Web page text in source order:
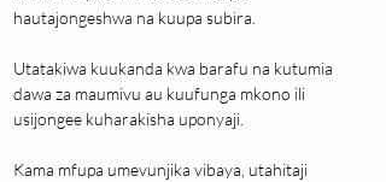
hautajongeshwa na kuupa subira.
Utatakiwa kuukanda kwa barafu na kutumia
dawa za maumivu au kuufunga mkono ili
usijongee kuharakisha uponyaji.
Kama mfupa umevunjika vibaya, utahitaji